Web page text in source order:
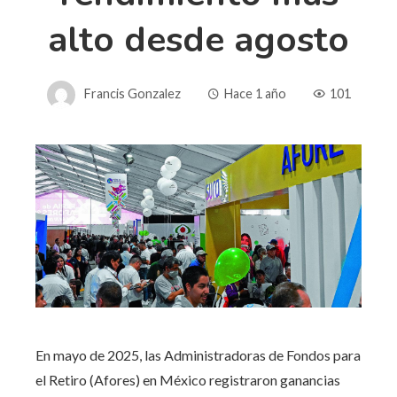
alto desde agosto
Francis Gonzalez Hace 1 año 101
En mayo de 2025, las Administradoras de Fondos para
el Retiro (Afores) en México registraron ganancias